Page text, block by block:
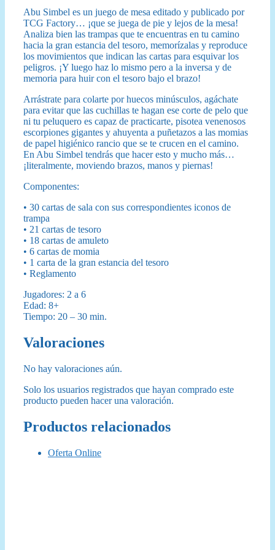
Abu Simbel es un juego de mesa editado y publicado por
TCG Factory… ¡que se juega de pie y lejos de la mesa!
Analiza bien las trampas que te encuentras en tu camino
hacia la gran estancia del tesoro, memorízalas y reproduce
los movimientos que indican las cartas para esquivar los
peligros. ¡Y luego haz lo mismo pero a la inversa y de
memoria para huir con el tesoro bajo el brazo!
Arrástrate para colarte por huecos minúsculos, agáchate
para evitar que las cuchillas te hagan ese corte de pelo que
ni tu peluquero es capaz de practicarte, pisotea venenosos
escorpiones gigantes y ahuyenta a puñetazos a las momias
de papel higiénico rancio que se te crucen en el camino.
En Abu Simbel tendrás que hacer esto y mucho más…
¡literalmente, moviendo brazos, manos y piernas!
Componentes:
• 30 cartas de sala con sus correspondientes iconos de
trampa
• 21 cartas de tesoro
• 18 cartas de amuleto
• 6 cartas de momia
• 1 carta de la gran estancia del tesoro
• Reglamento
Jugadores: 2 a 6
Edad: 8+
Tiempo: 20 – 30 min.
Valoraciones
No hay valoraciones aún.
Solo los usuarios registrados que hayan comprado este
producto pueden hacer una valoración.
Productos relacionados
Oferta Online